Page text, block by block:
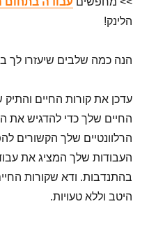
הלינק!
הנה כמה שלבים שיעזרו לך
עדכן את קורות החיים
החיים שלך כדי להדגיש את
הרלוונטיים שלך הקשורים
העבודות שלך המציג את
בהתנדבות. ודא שקורות
היטב וללא טעויות.